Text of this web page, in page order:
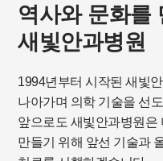
역사와 문화를
새빛안과병원
1994년부터 시작된 새빛
나아가며 의학 기술을 선
앞으로도 새빛안과병원은
만들기 위해 앞선 기술과